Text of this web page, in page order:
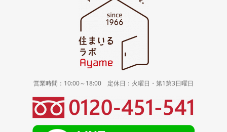
営業時間：10:00～18:00 定休日：火曜日・第1第3日曜日